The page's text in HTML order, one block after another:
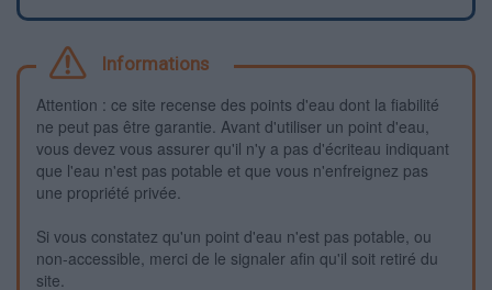
Informations
Attention : ce site recense des points d'eau dont la fiabilité
ne peut pas être garantie. Avant d'utiliser un point d'eau,
vous devez vous assurer qu'il n'y a pas d'écriteau indiquant
que l'eau n'est pas potable et que vous n'enfreignez pas
une propriété privée.
Si vous constatez qu'un point d'eau n'est pas potable, ou
non-accessible, merci de le signaler afin qu'il soit retiré du
site.